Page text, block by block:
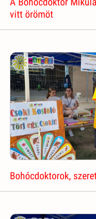
vitt örömöt
Bohócdoktorok,